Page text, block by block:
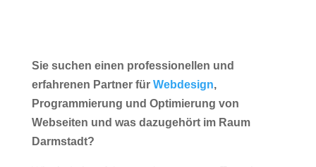
Sie suchen einen professionellen und
erfahrenen Partner für Webdesign,
Programmierung und Optimierung von
Webseiten und was dazugehört im Raum
Darmstadt?